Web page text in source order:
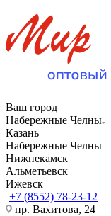
Ваш город
Набережные Челны
Казань
Набережные Челны
Нижнекамск
Альметьевск
Ижевск
+7 (8552) 78-23-12
пр. Вахитова, 24